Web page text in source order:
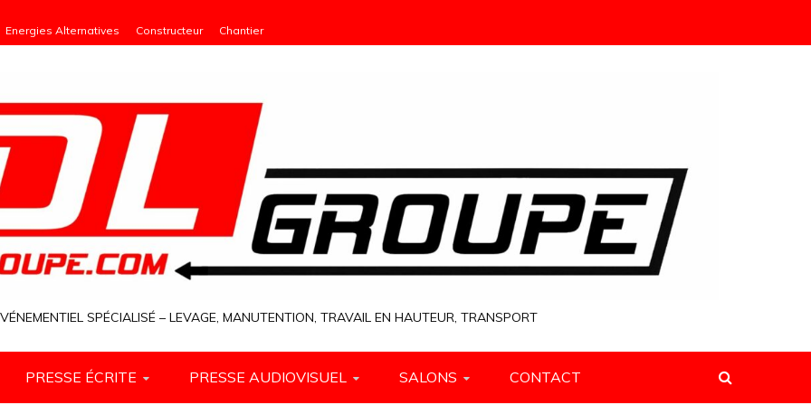
Energies Alternatives Constructeur Chantier
SPÉCIALISÉ – LEVAGE, MANUTENTION, TRAVAIL EN HAUTEUR, TRANSPORT
PRESSE ÉCRITE PRESSE AUDIOVISUEL SALONS CONTACT